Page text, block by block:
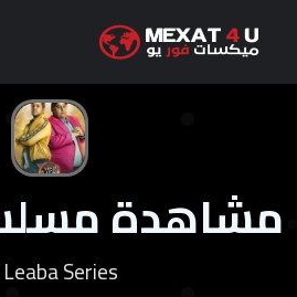
مشاهدة
Series